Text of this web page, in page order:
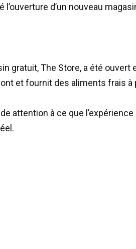
l’ouverture d’un nouveau
gratuit, The Store, a été
et fournit des aliments frais
attention à ce que